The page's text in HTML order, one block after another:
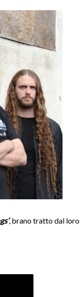
, brano tratto dal loro